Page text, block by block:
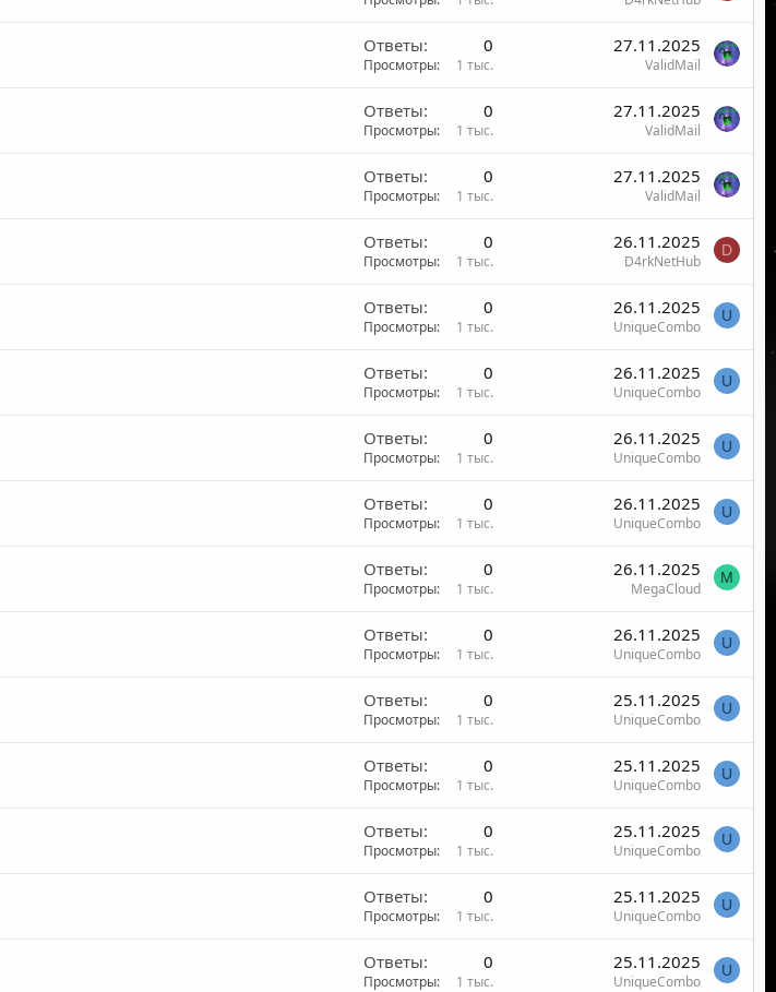
Ответы 0
Просмотры 1 тыс.
27.11.2025
ValidMail
Ответы 0
Просмотры 1 тыс.
27.11.2025
ValidMail
Ответы 0
Просмотры 1 тыс.
27.11.2025
ValidMail
Ответы 0
Просмотры 1 тыс.
26.11.2025
D4rkNetHub
D
Ответы 0
Просмотры 1 тыс.
26.11.2025
UniqueCombo
U
Ответы 0
Просмотры 1 тыс.
26.11.2025
UniqueCombo
U
Ответы 0
Просмотры 1 тыс.
26.11.2025
UniqueCombo
U
Ответы 0
Просмотры 1 тыс.
26.11.2025
UniqueCombo
U
Ответы 0
Просмотры 1 тыс.
26.11.2025
MegaCloud
M
Ответы 0
Просмотры 1 тыс.
26.11.2025
UniqueCombo
U
Ответы 0
Просмотры 1 тыс.
25.11.2025
UniqueCombo
U
Ответы 0
Просмотры 1 тыс.
25.11.2025
UniqueCombo
U
Ответы 0
Просмотры 1 тыс.
25.11.2025
UniqueCombo
U
Ответы 0
Просмотры 1 тыс.
25.11.2025
UniqueCombo
U
Ответы 0
Просмотры 1 тыс.
25.11.2025
UniqueCombo
U